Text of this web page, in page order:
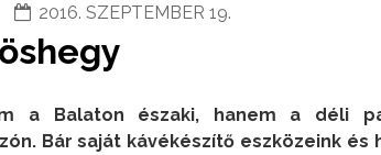
2016. SZEPTEMBER 19.
a Balaton északi, hanem a déli
Bár saját kávékészítő eszközeink és